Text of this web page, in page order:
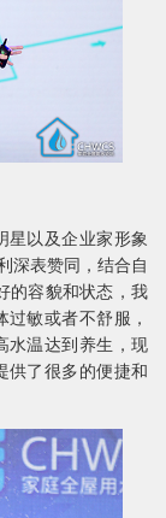
星以及企业家形象
深表赞同，结合自
的容貌和状态，我
敏或者不舒服，
水温达到养生，现
供了很多的便捷和